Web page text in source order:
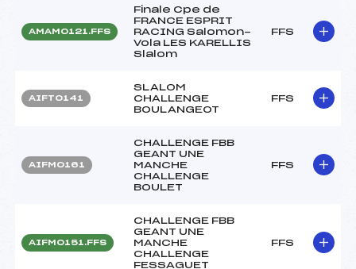
AMAM0121.FFS
Finale Cpe de
FRANCE ESPRIT
RACING Salomon-
Vola LES KARELLIS
Slalom
FFS
AIFT0141
SLALOM
CHALLENGE
BOULANGEOT
FFS
AIFM0161
CHALLENGE FBB
GEANT UNE
MANCHE
CHALLENGE
BOULET
FFS
AIFM0151.FFS
CHALLENGE FBB
GEANT UNE
MANCHE
CHALLENGE
FESSAGUET
FFS